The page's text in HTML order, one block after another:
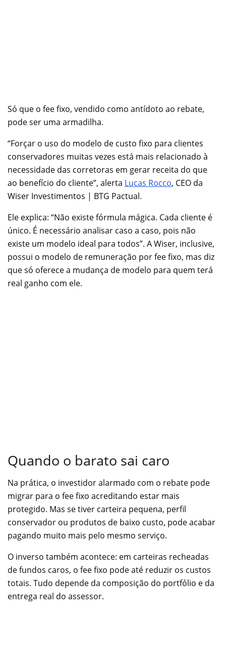
Só que o fee fixo, vendido como antídoto ao rebate,
pode ser uma armadilha.
“Forçar o uso do modelo de custo fixo para clientes
conservadores muitas vezes está mais relacionado à
necessidade das corretoras em gerar receita do que
ao benefício do cliente”, alerta Lucas Rocco, CEO da
Wiser Investimentos | BTG Pactual.
Ele explica: “Não existe fórmula mágica. Cada cliente é
único. É necessário analisar caso a caso, pois não
existe um modelo ideal para todos”. A Wiser, inclusive,
possui o modelo de remuneração por fee fixo, mas diz
que só oferece a mudança de modelo para quem terá
real ganho com ele.
Quando o barato sai caro
Na prática, o investidor alarmado com o rebate pode
migrar para o fee fixo acreditando estar mais
protegido. Mas se tiver carteira pequena, perfil
conservador ou produtos de baixo custo, pode acabar
pagando muito mais pelo mesmo serviço.
O inverso também acontece: em carteiras recheadas
de fundos caros, o fee fixo pode até reduzir os custos
totais. Tudo depende da composição do portfólio e da
entrega real do assessor.